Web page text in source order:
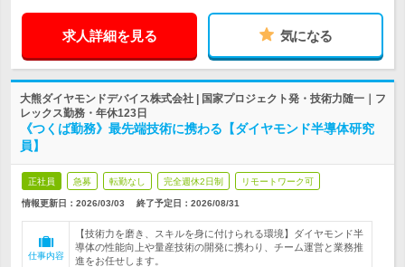
求人詳細を見る 気になる
大熊ダイヤモンドデバイス株式会社 | 国家プロジェクト発・技術力随一｜フ
レックス勤務・年休123日
《つくば勤務》最先端技術に携わる【ダイヤモンド半導体研究
員】
正社員 急募 転勤なし 完全週休2日制 リモートワーク可
情報更新日：2026/03/03 終了予定日： 2026/08/31
仕事内容
【技術力を磨き、スキルを身に付けられる環境】ダイヤモンド半
導体の性能向上や量産技術の開発に携わり、チーム運営と業務推
進をお任せします。